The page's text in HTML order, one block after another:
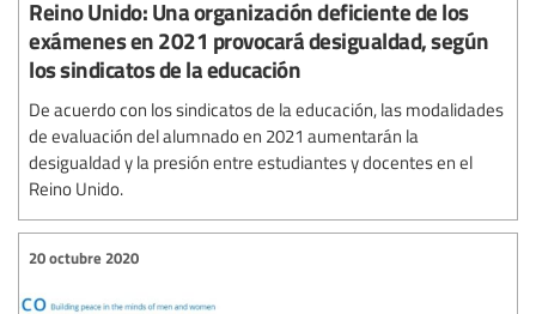
Reino Unido: Una organización deficiente de los
exámenes en 2021 provocará desigualdad, según
los sindicatos de la educación
De acuerdo con los sindicatos de la educación, las modalidades
de evaluación del alumnado en 2021 aumentarán la
desigualdad y la presión entre estudiantes y docentes en el
Reino Unido.
20 octubre 2020